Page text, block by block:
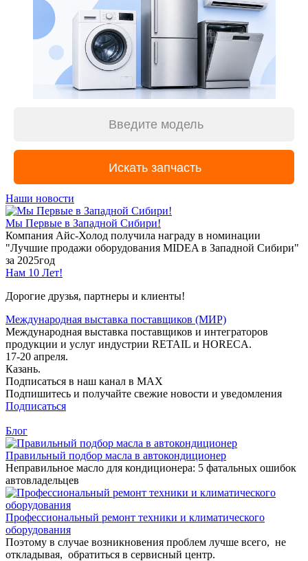
Наши новости
Мы Первые в Западной Сибири!
Компания Айс-Холод получила награду в номинации
"Лучшие продажи оборудования MIDEA в Западной Сибири"
за 2025год
Нам 10 Лет!
Дорогие друзья, партнеры и клиенты!
Международная выставка поставщиков (МИР)
Международная выставка поставщиков и интеграторов
продукции и услуг индустрии RETAIL и HORECA.
17-20 апреля.
Казань.
Подписаться в наш канал в MAX
Подпишитесь и получайте свежие новости и уведомления
Подписаться
Блог
Правильный подбор масла в автокондиционер
Неправильное масло для кондиционера: 5 фатальных ошибок
автовладельцев
Профессиональный ремонт техники и климатического
оборудования
Поэтому в случае возникновения проблем лучше всего, не
откладывая, обратиться в сервисный центр.